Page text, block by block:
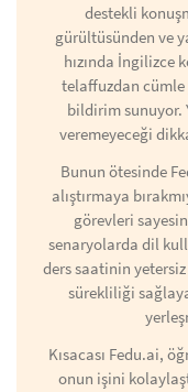
destekli
gürültüsünden ve
hızında İngilizce
telaffuzdan cümle
bildirim sunuyor.
veremeyeceği
Bunun ötesinde
alıştırmaya
görevleri
senaryolarda dil
ders saatinin yetersiz
sürekliliği
Kısacası Fedu.ai,
onun işini